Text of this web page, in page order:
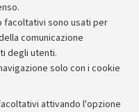
facoltativi sono usati per
comunicazione
degli utenti.
solo con i cookie
attivando l'opzione